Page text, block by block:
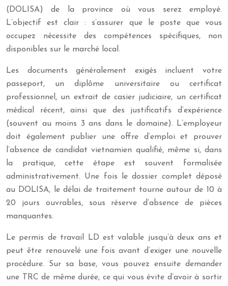
(DOLISA) de la province où vous serez employé.
L’objectif est clair : s’assurer que le poste que vous
occupez nécessite des compétences spécifiques, non
disponibles sur le marché local.
Les documents généralement exigés incluent votre
passeport, un diplôme universitaire ou certificat
professionnel, un extrait de casier judiciaire, un certificat
médical récent, ainsi que des justificatifs d’expérience
(souvent au moins 3 ans dans le domaine). L’employeur
doit également publier une offre d’emploi et prouver
l’absence de candidat vietnamien qualifié, même si, dans
la pratique, cette étape est souvent formalisée
administrativement. Une fois le dossier complet déposé
au DOLISA, le délai de traitement tourne autour de 10 à
20 jours ouvrables, sous réserve d’absence de pièces
manquantes.
Le permis de travail LD est valable jusqu’à deux ans et
peut être renouvelé une fois avant d’exiger une nouvelle
procédure. Sur sa base, vous pouvez ensuite demander
une TRC de même durée, ce qui vous évite d’avoir à sortir